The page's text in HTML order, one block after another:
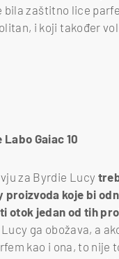
bila zaštitno lice
i koji također
Labo Gaiac 10
za Byrdie Lucy
proizvoda koje bi
otok jedan od tih
ga obožava, a
kao i ona, to nije